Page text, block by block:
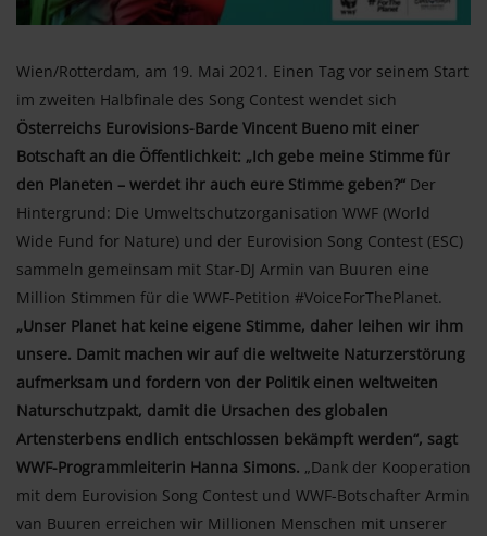
Wien/Rotterdam, am 19. Mai 2021. Einen Tag vor seinem Start
im zweiten Halbfinale des Song Contest wendet sich
Österreichs Eurovisions-Barde Vincent Bueno mit einer
Botschaft an die Öffentlichkeit: „Ich gebe meine Stimme für
den Planeten – werdet ihr auch eure Stimme geben?“ Der
Hintergrund: Die Umweltschutzorganisation WWF (World
Wide Fund for Nature) und der Eurovision Song Contest (ESC)
sammeln gemeinsam mit Star-DJ Armin van Buuren eine
Million Stimmen für die WWF-Petition #VoiceForThePlanet.
„Unser Planet hat keine eigene Stimme, daher leihen wir ihm
unsere. Damit machen wir auf die weltweite Naturzerstörung
aufmerksam und fordern von der Politik einen weltweiten
Naturschutzpakt, damit die Ursachen des globalen
Artensterbens endlich entschlossen bekämpft werden“, sagt
WWF-Programmleiterin Hanna Simons. „Dank der Kooperation
mit dem Eurovision Song Contest und WWF-Botschafter Armin
van Buuren erreichen wir Millionen Menschen mit unserer